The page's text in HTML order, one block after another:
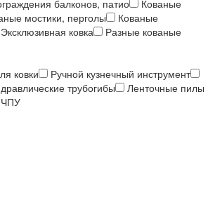
балконов, патио
Кованые
мостики, перголы
Кованые
Эксклюзивная ковка
Разные кованые
ковки
Ручной кузнечный инструмент
трубогибы
Ленточные пилы
ЧПУ